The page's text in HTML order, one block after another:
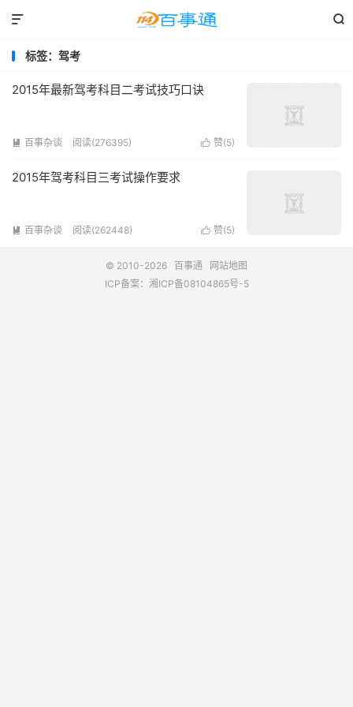


标签：驾考
2015年最新驾考科目二考试技巧口诀
 赞(5)
 百事杂谈 阅读(276395)
2015年驾考科目三考试操作要求
 赞(5)
 百事杂谈 阅读(262448)
© 2010-2026 百事通
网站地图
ICP备案： 湘ICP备08104865号-5